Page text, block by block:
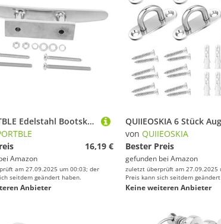
BESPORTBLE Edelstahl Bootsklampe Cleat Korrosionsbeständig Poliert Robuste Ankerbefestigung Für Kajak Kanu Anglerboot Mit Schrauben
16,19 €
Amazon
am 27.09.2025 um 00:03; der
seitdem geändert haben.
Anbieter
von QUIIEOSKIA
Bester Preis
gefunden bei Amazon
zuletzt überprüft am 27.09.2025
Preis kann sich seitdem
Keine weiteren Anbieter